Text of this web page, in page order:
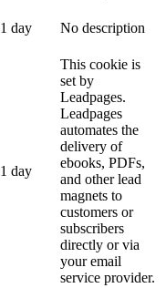
1 day No description
1 day
This cookie is
set by
Leadpages.
Leadpages
automates the
delivery of
ebooks, PDFs,
and other lead
magnets to
customers or
subscribers
directly or via
your email
service provider.